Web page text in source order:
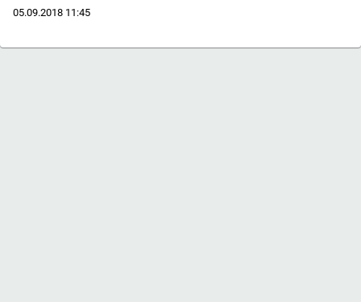
05.09.2018 11:45